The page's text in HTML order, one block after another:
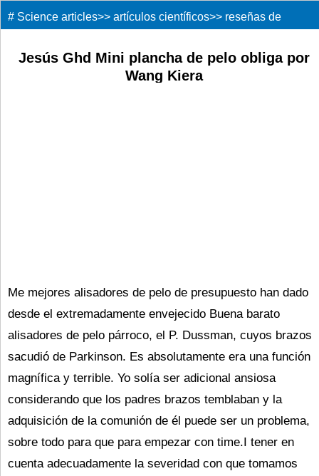
# Science articles>> artículos científicos>> reseñas de
Jesús Ghd Mini plancha de pelo obliga por
Wang Kiera
Me mejores alisadores de pelo de presupuesto han dado
desde el extremadamente envejecido Buena barato
alisadores de pelo párroco, el P. Dussman, cuyos brazos
sacudió de Parkinson. Es absolutamente era una función
magnífica y terrible. Yo solía ser adicional ansiosa
considerando que los padres brazos temblaban y la
adquisición de la comunión de él puede ser un problema,
sobre todo para que para empezar con time.I tener en
cuenta adecuadamente la severidad con que tomamos